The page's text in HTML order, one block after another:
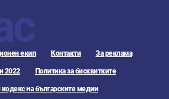
екип Контакти За реклама
2022 Политика за бисквитките
кодекс на българските медии